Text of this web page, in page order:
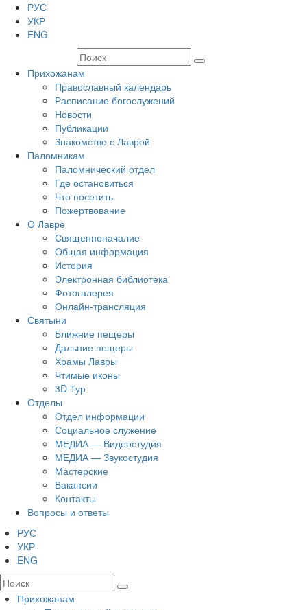
РУС
УКР
ENG
Прихожанам
Православный календарь
Расписание богослужений
Новости
Публикации
Знакомство с Лаврой
Паломникам
Паломнический отдел
Где остановиться
Что посетить
Пожертвование
О Лавре
Священноначалие
Общая информация
История
Электронная библиотека
Фотогалерея
Онлайн-трансляция
Святыни
Ближние пещеры
Дальние пещеры
Храмы Лавры
Чтимые иконы
3D Тур
Отделы
Отдел информации
Социальное служение
МЕДИА — Видеостудия
МЕДИА — Звукостудия
Мастерские
Вакансии
Контакты
Вопросы и ответы
РУС
УКР
ENG
Прихожанам